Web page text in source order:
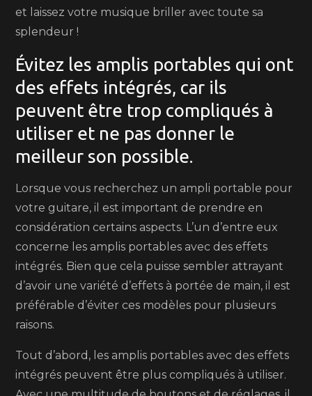
et laissez votre musique briller avec toute sa
splendeur !
Évitez les amplis portables qui ont
des effets intégrés, car ils
peuvent être trop compliqués à
utiliser et ne pas donner le
meilleur son possible.
Lorsque vous recherchez un ampli portable pour
votre guitare, il est important de prendre en
considération certains aspects. L’un d’entre eux
concerne les amplis portables avec des effets
intégrés. Bien que cela puisse sembler attrayant
d’avoir une variété d’effets à portée de main, il est
préférable d’éviter ces modèles pour plusieurs
raisons.
Tout d’abord, les amplis portables avec des effets
intégrés peuvent être plus compliqués à utiliser.